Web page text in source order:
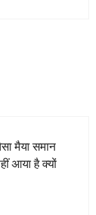
मैया समान
आया है क्यों